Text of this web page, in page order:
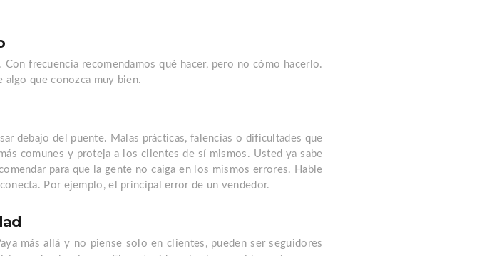
frecuencia recomendamos qué hacer, pero no cómo hacerlo.
algo que conozca muy bien.
debajo del puente. Malas prácticas, falencias o dificultades que
comunes y proteja a los clientes de sí mismos. Usted ya sabe
para que la gente no caiga en los mismos errores. Hable
Por ejemplo, el principal error de un vendedor.
más allá y no piense solo en clientes, pueden ser seguidores